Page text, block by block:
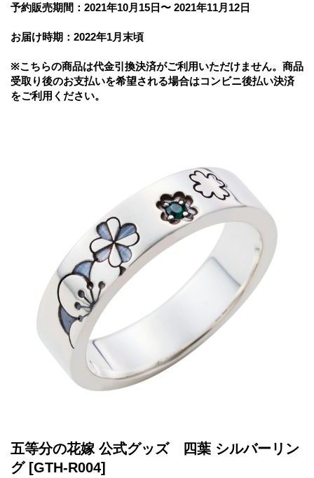
予約販売期間：2021年10月15日〜 2021年11月12日
お届け時期：2022年1月末頃
※こちらの商品は代金引換決済がご利用いただけません。商品
受取り後のお支払いを希望される場合はコンビニ後払い決済
をご利用ください。
五等分の花嫁 公式グッズ 四葉 シルバーリン
グ [GTH-R004]